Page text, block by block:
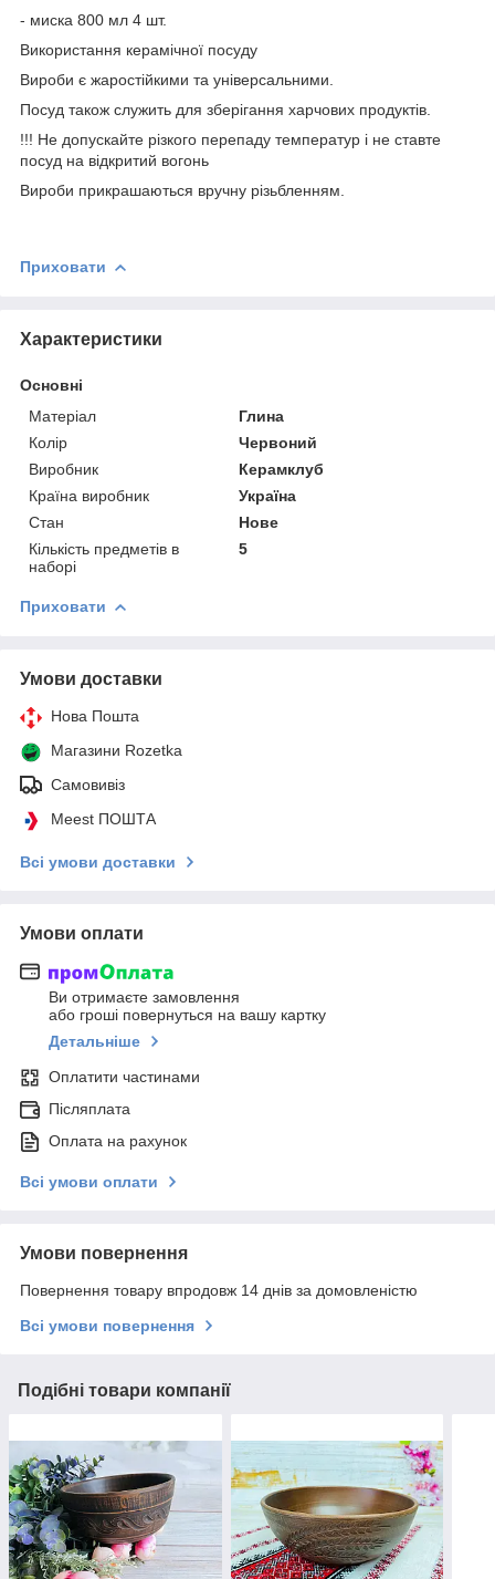
- миска 800 мл 4 шт.
Використання керамічної посуду
Вироби є жаростійкими та універсальними.
Посуд також служить для зберігання харчових продуктів.
!!! Не допускайте різкого перепаду температур і не ставте
посуд на відкритий вогонь
Вироби прикрашаються вручну різьбленням.
Приховати
Характеристики
Основні
Матеріал
Глина
Колір
Червоний
Виробник
Керамклуб
Країна виробник
Україна
Стан
Нове
Кількість предметів в
наборі
5
Приховати
Умови доставки
Нова Пошта
Магазини Rozetka
Самовивіз
Meest ПОШТА
Всі умови доставки
Умови оплати
Ви отримаєте замовлення
або гроші повернуться на вашу картку
Детальніше
Оплатити частинами
Післяплата
Оплата на рахунок
Всі умови оплати
Умови повернення
Повернення товару впродовж 14 днів за домовленістю
Всі умови повернення
Подібні товари компанії